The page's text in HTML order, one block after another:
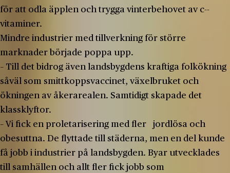
för att odla äpplen och trygga vinterbehovet av c-­
vitaminer.
Mindre industrier med tillverkning för större
marknader började poppa upp.
– Till det bidrog även landsbygdens kraftiga folkökning
såväl som smittkoppsvaccinet, växelbruket och
ökningen av åkerarealen. Samtidigt skapade det
klassklyftor.
– Vi fick en proletarisering med fler jordlösa och
obesuttna. De flyttade till städerna, men en del kunde
få jobb i industrier på landsbygden. Byar utvecklades
till samhällen och allt fler fick jobb som